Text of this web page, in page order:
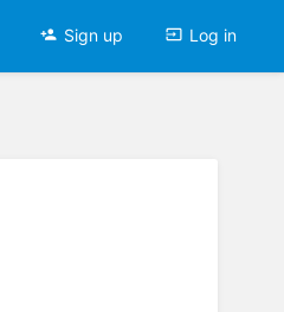
Sign up Log in